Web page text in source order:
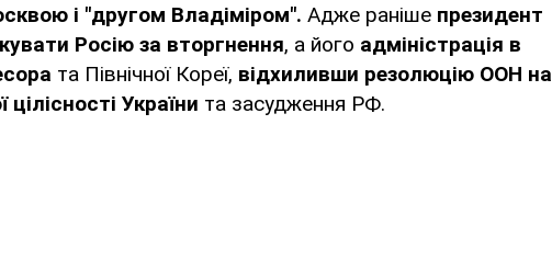
і "другом Владіміром". Адже раніше президент
Росію за вторгнення, а його адміністрація в
та Північної Кореї, відхиливши резолюцію ООН на
України та засудження РФ.